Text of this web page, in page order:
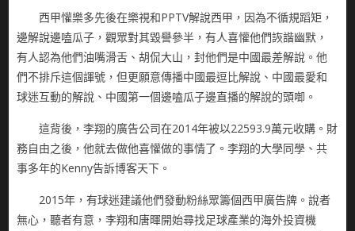
西甲懽樂多先後在樂視和PPTV解說西甲，因為不循規蹈矩，
邊解說邊嗑瓜子，觀眾對其毀譽參半，有人喜懽他們詼諧幽默，
有人認為他們油嘴滑舌、胡侃大山，封他們是中國最差解說。他
們不排斥這個諢號，但更願意傳播中國最逗比解說、中國最愛和
球迷互動的解說、中國第一個邊嗑瓜子邊直播的解說的頭啣。
這背後，李翔的廣告公司在2014年被以22593.9萬元收購。財
務自由之後，他就去做他喜懽做的事情了。李翔的大學同學、共
事多年的Kenny告訴博客天下。
2015年，有球迷建議他們發動粉絲眾籌個西甲廣告牌。說者
無心，聽者有意，李翔和唐暉開始尋找足球產業的海外投資機